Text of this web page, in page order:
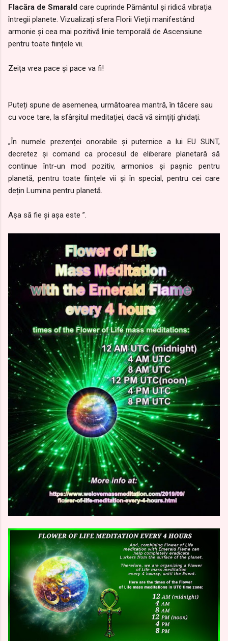
Flacăra de Smarald care cuprinde Pământul și ridică vibrația
întregii planete. Vizualizați sfera Florii Vieții manifestând
armonie și cea mai pozitivă linie temporală de Ascensiune
pentru toate ființele vii.
Zeița vrea pace și pace va fi!
Puteți spune de asemenea, următoarea mantră, în tăcere sau
cu voce tare, la sfârșitul meditației, dacă vă simțiți ghidați:
„În numele prezenței onorabile și puternice a lui EU SUNT,
decretez și comand ca procesul de eliberare planetară să
continue într-un mod pozitiv, armonios și pașnic pentru
planetă, pentru toate ființele vii și în special, pentru cei care
dețin Lumina pentru planetă.
Așa să fie și așa este ”.